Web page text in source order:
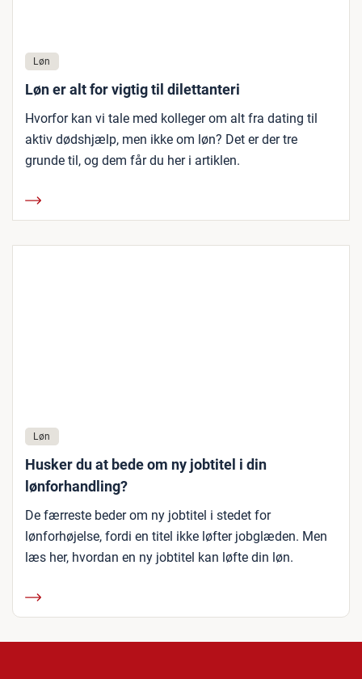
Løn
Løn er alt for vigtig til dilettanteri
Hvorfor kan vi tale med kolleger om alt fra dating til
aktiv dødshjælp, men ikke om løn? Det er der tre
grunde til, og dem får du her i artiklen.
Løn
Husker du at bede om ny jobtitel i din
lønforhandling?
De færreste beder om ny jobtitel i stedet for
lønforhøjelse, fordi en titel ikke løfter jobglæden. Men
læs her, hvordan en ny jobtitel kan løfte din løn.